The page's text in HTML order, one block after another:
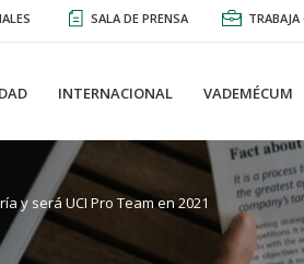
SALA DE PRENSA
INTERNACIONAL VADEMÉCUM
y será UCI Pro Team en 2021